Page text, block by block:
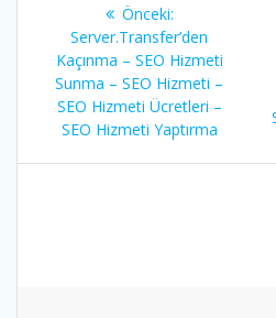
gezinmesi
Önceki:Önceki
yazı:
Server.Transfer’den
Kaçınma – SEO Hizmeti
Sunma – SEO Hizmeti –
SEO Hizmeti Ücretleri –
SEO Hizmeti Yaptırma